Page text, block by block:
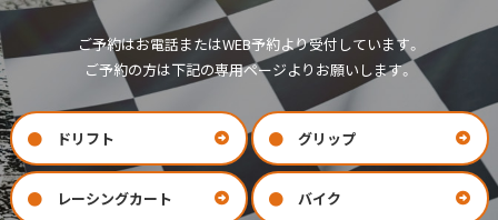
ご予約はお電話またはWEB予約より受付しています。
ご予約の方は下記の専用ページよりお願いします。
ドリフト グリップ
レーシングカート バイク